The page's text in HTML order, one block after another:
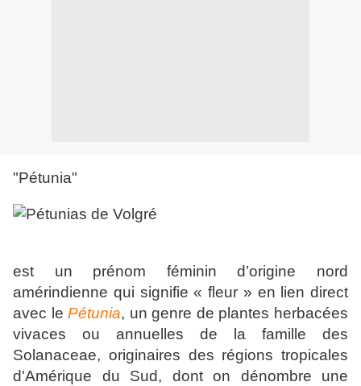
"Pétunia"
est un prénom féminin d’origine nord
amérindienne qui signifie « fleur » en lien direct
avec lePétunia, un genre de plantes herbacées
vivaces ou annuelles de la famille des
Solanaceae, originaires des régions tropicales
d'Amérique du Sud, dont on dénombre une